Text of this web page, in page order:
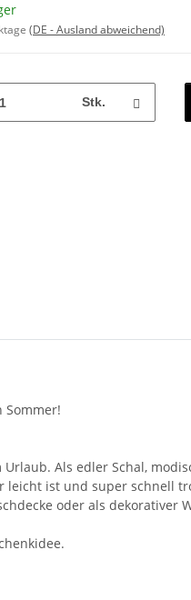
(DE - Ausland abweichend)
Stk.
Sommer!
Als edler Schal,
ist und super schnell
oder als dekorativer